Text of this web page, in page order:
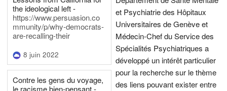
the ideological left -
https://www.persuasion.co
mmunity/p/why-democrats-
are-recalling-their
8 juin 2022
Contre les gens du voyage,
le racisme bien-pensant -
et Psychiatrie des Hôpitaux
Universitaires de Genève et
Médecin-Chef du Service des
Spécialités Psychiatriques a
développé un intérêt particulier
pour la recherche sur le thème
des liens pouvant exister entre